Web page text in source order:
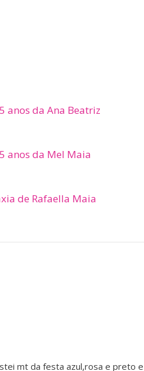
anos da Ana Beatriz
anos da Mel Maia
de Rafaella Maia
mt da festa azul,rosa e preto e